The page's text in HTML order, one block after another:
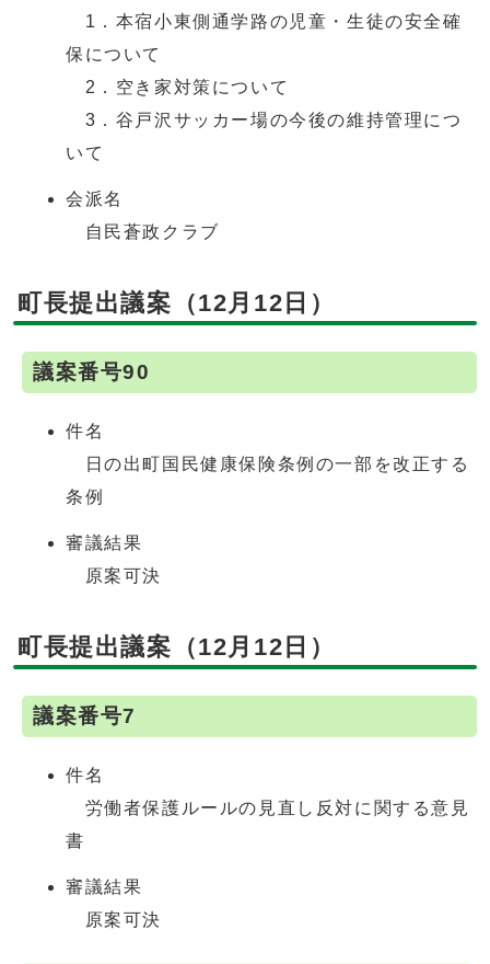
1．本宿小東側通学路の児童・生徒の安全確
保について
2．空き家対策について
3．谷戸沢サッカー場の今後の維持管理につ
いて
会派名
自民蒼政クラブ
町長提出議案（12月12日）
議案番号90
件名
日の出町国民健康保険条例の一部を改正する
条例
審議結果
原案可決
町長提出議案（12月12日）
議案番号7
件名
労働者保護ルールの見直し反対に関する意見
書
審議結果
原案可決